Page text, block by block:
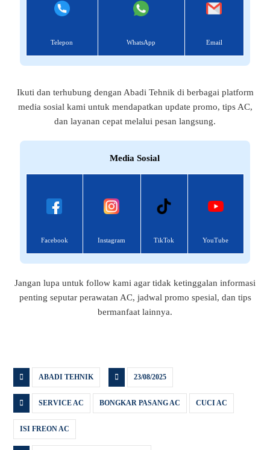
Telepon WhatsApp Email
Ikuti dan terhubung dengan Abadi Tehnik di berbagai platform
media sosial kami untuk mendapatkan update promo, tips AC,
dan layanan cepat melalui pesan langsung.
Media Sosial
Facebook Instagram TikTok YouTube
Jangan lupa untuk follow kami agar tidak ketinggalan informasi
penting seputar perawatan AC, jadwal promo spesial, dan tips
bermanfaat lainnya.
ABADI TEHNIK 23/08/2025
SERVICE AC BONGKAR PASANG AC CUCI AC
ISI FREON AC